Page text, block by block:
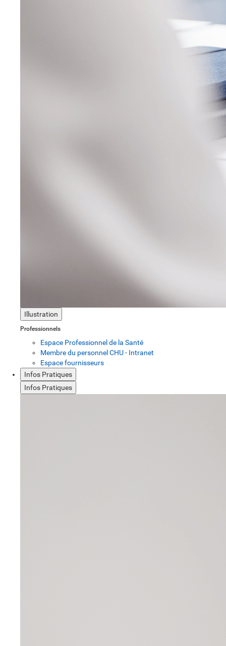
Illustration
Professionnels
Espace Professionnel de la Santé
Membre du personnel CHU - Intranet
Espace fournisseurs
Infos Pratiques
Infos Pratiques